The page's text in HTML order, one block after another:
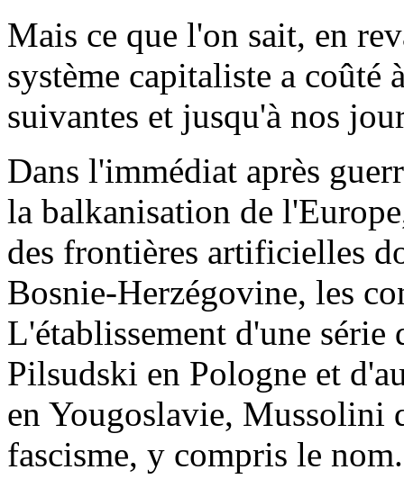
Mais ce que l'on sait, en
système capitaliste a coûté
suivantes et jusqu'à nos
Dans l'immédiat après
la balkanisation de
des frontières artificielles
Bosnie-Herzégovine, les
L'établissement d'une
Pilsudski en Pologne et
en Yougoslavie, Mussolini
fascisme, y compris le nom.